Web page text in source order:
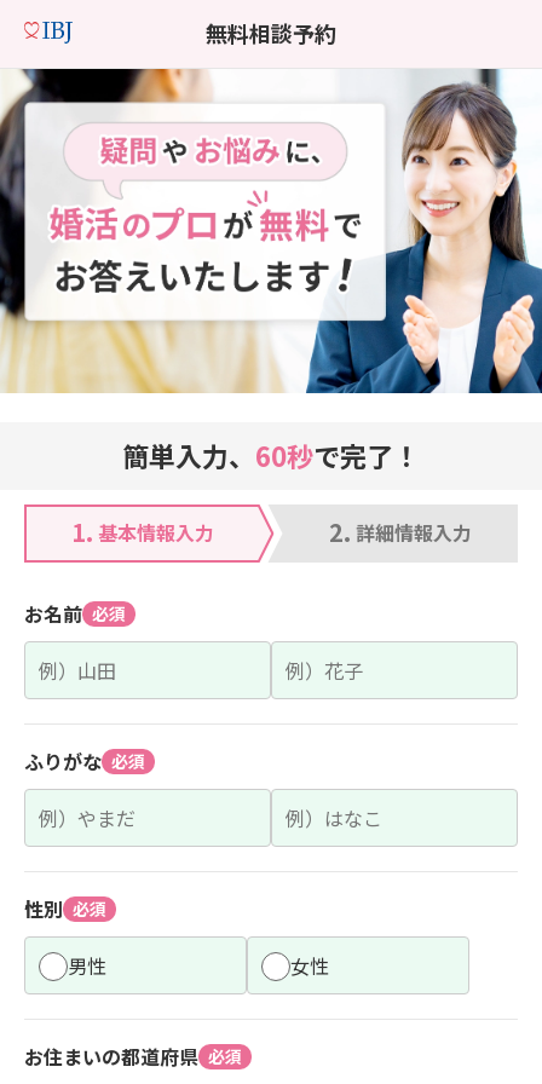
無料相談予約
簡単入力、 60秒で完了！
1. 基本情報入力 2. 詳細情報入力
お名前 必須
ふりがな 必須
性別 必須
男性 女性
お住まいの都道府県 必須